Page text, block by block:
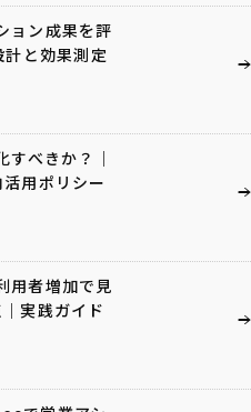
ョン成果を評
と効果測定
すべきか？｜
用ポリシー
用者増加で見
実践ガイド